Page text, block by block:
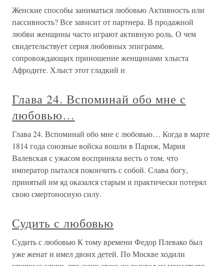
Женские способы заниматься любовью Активность или
пассивность? Все зависит от партнера. В продажной
любви женщины часто играют активную роль. О чем
свидетельствует серия любовных эпиграмм,
сопровождающих приношение женщинами хлыста
Афродите. Хлыст этот гладкий и
Глава 24. Вспоминай обо мне с
любовью…
Глава 24. Вспоминай обо мне с любовью… Когда в марте
1814 года союзные войска вошли в Париж, Мария
Валевская с ужасом восприняла весть о том, что
император пытался покончить с собой. Слава богу,
принятый им яд оказался старым и практически потерял
свою смертоносную силу.
Судить с любовью
Судить с любовью К тому времени Федор Плевако был
уже женат и имел двоих детей. По Москве ходили